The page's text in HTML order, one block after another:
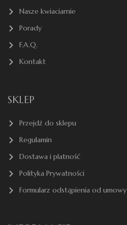
Nasze kwiaciarnie
Porady
F.A.Q.
Kontakt
SKLEP
Przejdź do sklepu
Regulamin
Dostawa i płatność
Polityka Prywatności
Formularz odstąpienia od umowy